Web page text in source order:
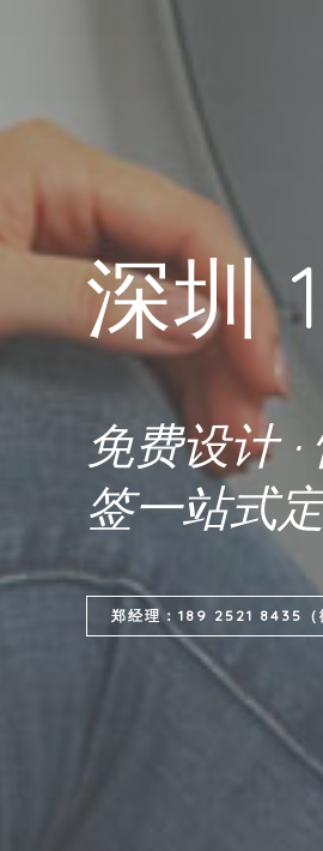
深圳
免费设计
签一站式
郑经理：189 2521 8435（